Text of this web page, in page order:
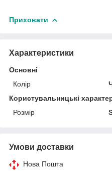
Приховати
Характеристики
Основні
Колір
Користувальницькі
Розмір
Умови доставки
Нова Пошта